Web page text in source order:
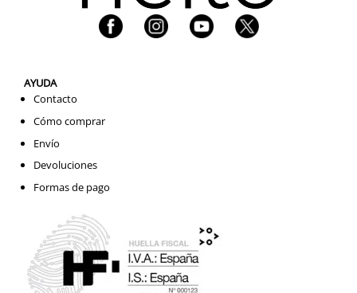
AYUDA
Contacto
Cómo comprar
Envío
Devoluciones
Formas de pago